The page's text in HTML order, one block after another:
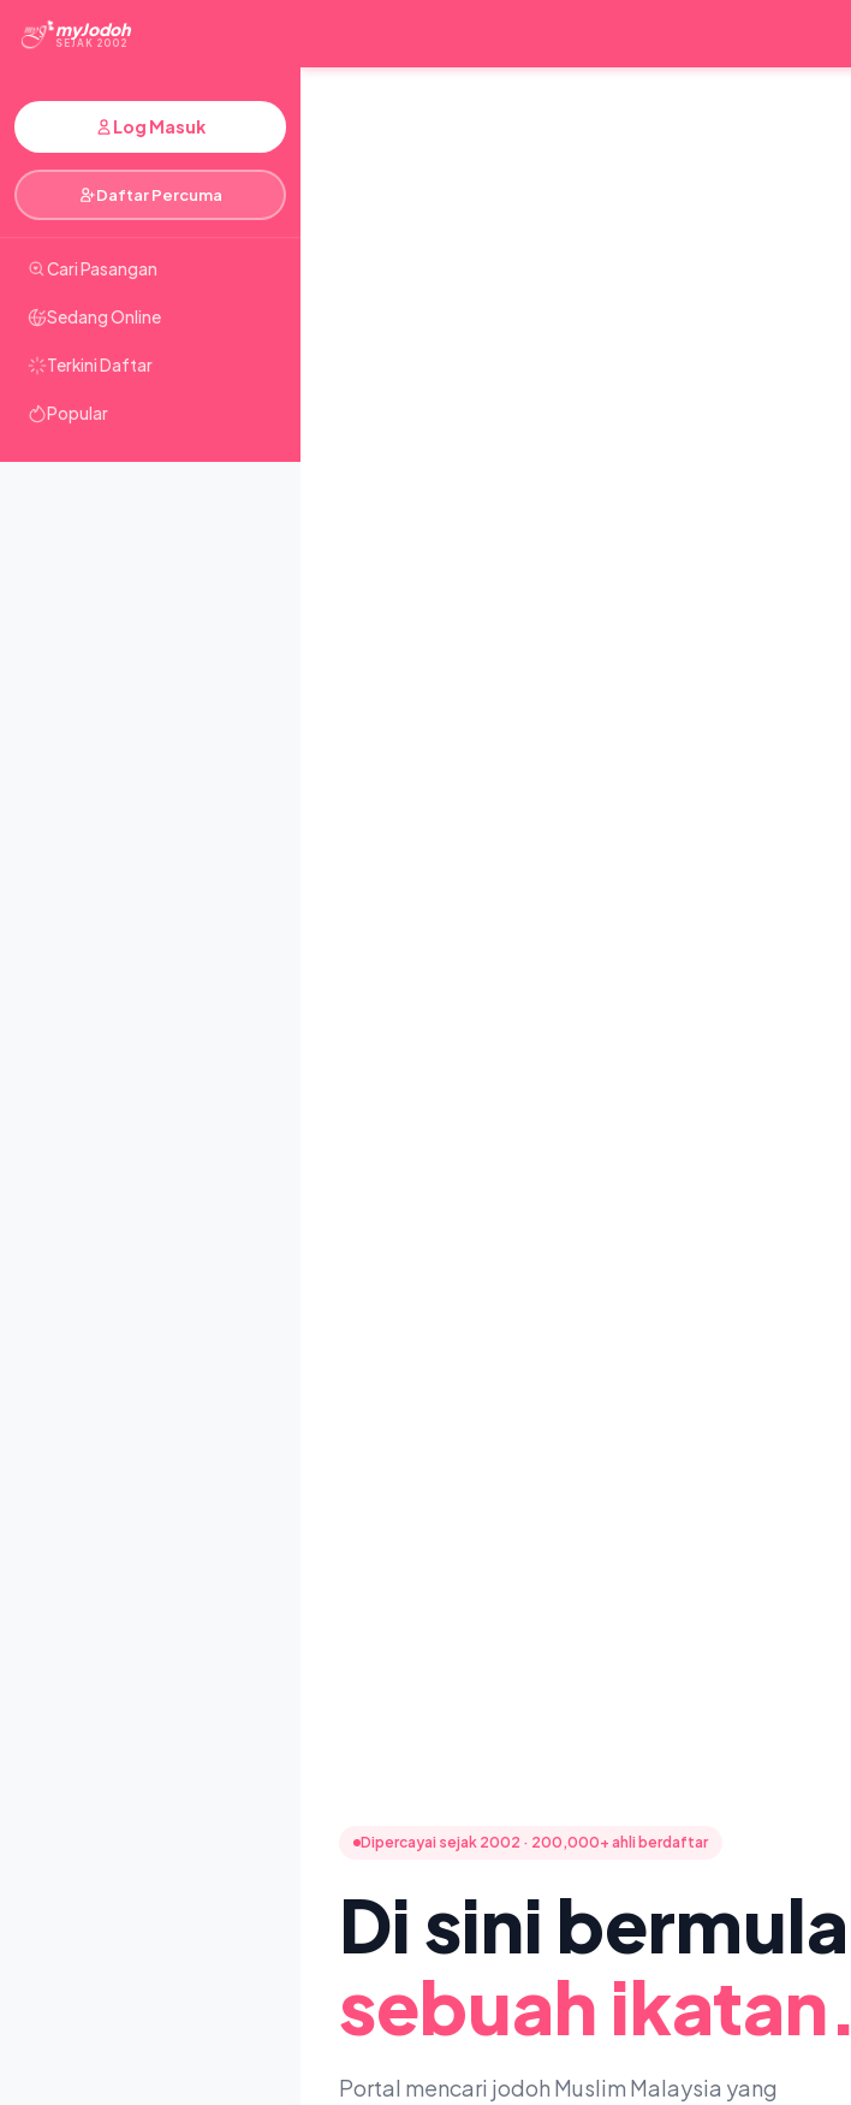
myJodoh
SEJAK 2002
Log Masuk
Daftar Percuma
Cari Pasangan
Sedang Online
Terkini Daftar
Popular
Dipercayai sejak 2002 · 200,000+ ahli berdaftar
Di sini bermula
sebuah ikatan.
Portal mencari jodoh Muslim Malaysia yang